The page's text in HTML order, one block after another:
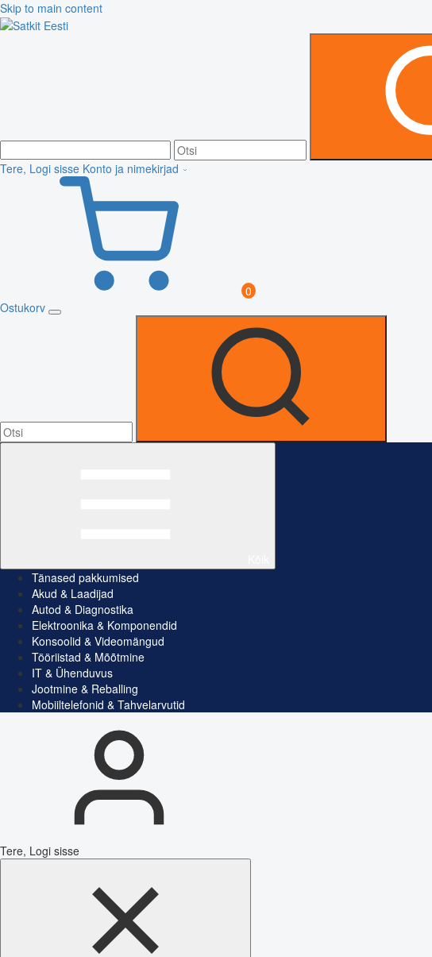
Skip to main content
Tere, Logi sisse Konto ja nimekirjad
0
Ostukorv
Tänased pakkumised
Akud & Laadijad
Autod & Diagnostika
Elektroonika & Komponendid
Konsoolid & Videomängud
Tööriistad & Mõõtmine
IT & Ühenduvus
Jootmine & Reballing
Mobiiltelefonid & Tahvelarvutid
Tere, Logi sisse